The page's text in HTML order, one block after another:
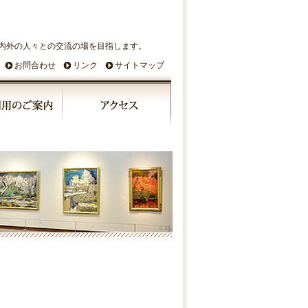
の人々との交流の場を目指します。
サイトマップ
リンク
お問合わせ